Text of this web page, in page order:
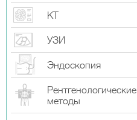
и
ц
ы
КТ
УЗИ
Эндоскопия
Рентгенологические
методы